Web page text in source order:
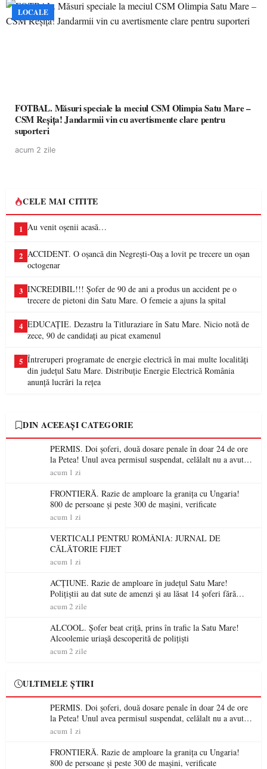
LOCALE
FOTBAL. Măsuri speciale la meciul CSM Olimpia Satu Mare –
CSM Reșița! Jandarmii vin cu avertismente clare pentru
suporteri
acum 2 zile
CELE MAI CITITE
1 Au venit oșenii acasă…
2 ACCIDENT. O oșancă din Negrești-Oaș a lovit pe trecere un oșan
octogenar
3 INCREDIBIL!!! Șofer de 90 de ani a produs un accident pe o
trecere de pietoni din Satu Mare. O femeie a ajuns la spital
4 EDUCAȚIE. Dezastru la Titluraziare în Satu Mare. Nicio notă de
zece, 90 de candidați au picat examenul
5 Întreruperi programate de energie electrică în mai multe localități
din județul Satu Mare. Distribuție Energie Electrică România
anunță lucrări la rețea
DIN ACEEAȘI CATEGORIE
PERMIS. Doi șoferi, două dosare penale în doar 24 de ore
la Petea! Unul avea permisul suspendat, celălalt nu a avut
niciodată permis
acum 1 zi
FRONTIERĂ. Razie de amploare la granița cu Ungaria!
800 de persoane și peste 300 de mașini, verificate
acum 1 zi
VERTICALI PENTRU ROMÂNIA: JURNAL DE
CĂLĂTORIE FIJET
acum 1 zi
ACȚIUNE. Razie de amploare în județul Satu Mare!
Polițiștii au dat sute de amenzi și au lăsat 14 șoferi fără
permis într-o singură zi
acum 2 zile
ALCOOL. Șofer beat criță, prins în trafic la Satu Mare!
Alcoolemie uriașă descoperită de polițiști
acum 2 zile
ULTIMELE ȘTIRI
PERMIS. Doi șoferi, două dosare penale în doar 24 de ore
la Petea! Unul avea permisul suspendat, celălalt nu a avut
niciodată permis
acum 1 zi
FRONTIERĂ. Razie de amploare la granița cu Ungaria!
800 de persoane și peste 300 de mașini, verificate